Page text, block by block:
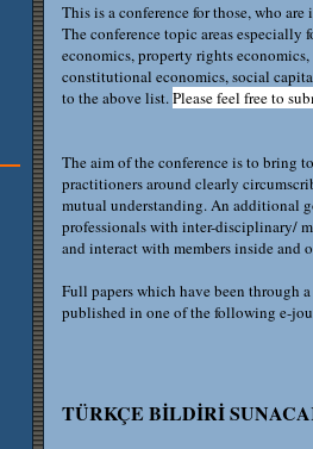
This is a conference for those, who
The conference topic areas
economics, property rights
constitutional economics, social
to the above list.Please feel free to
The aim of the conference is to bring
practitioners around clearly
mutual understanding. An additional
professionals with inter-disciplinary/
and interact with members inside
Full papers which have been through
published in one of the following e-
TÜRKÇE BİLDİRİ